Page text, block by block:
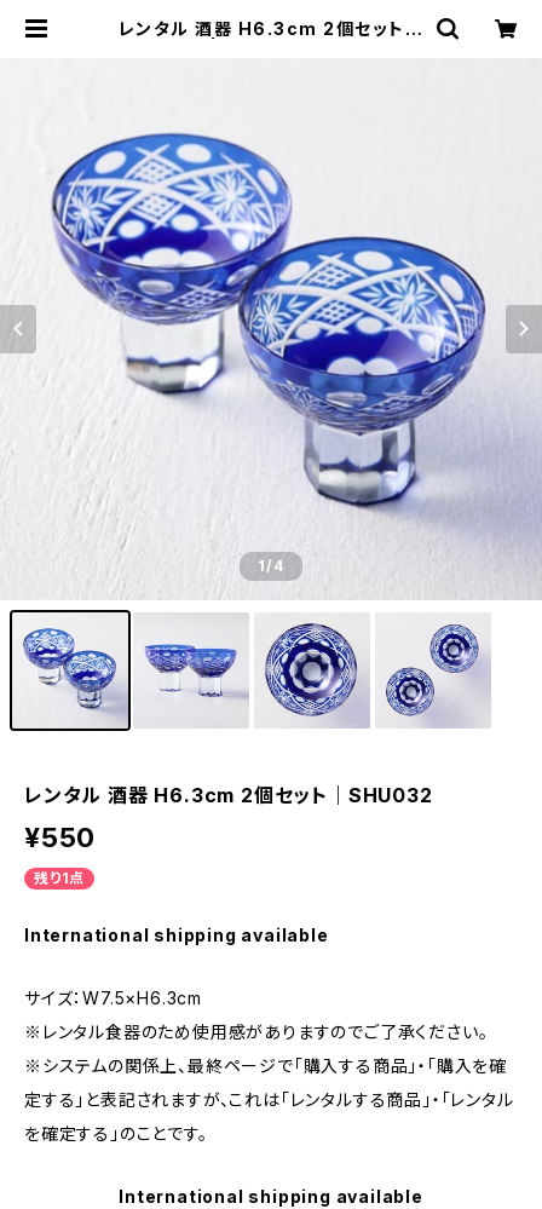
レンタル 酒器 H6.3cm 2個セット｜
1/4
レンタル 酒器 H6.3cm 2個セット｜SHU032
¥550
残り1点
International shipping available
サイズ：W7.5×H6.3cm
※レンタル食器のため使用感がありますのでご了承ください。
※システムの関係上、最終ページで「購入する商品」・「購入を確
定する」と表記されますが、これは「レンタルする商品」・「レンタル
を確定する」のことです。
International shipping available